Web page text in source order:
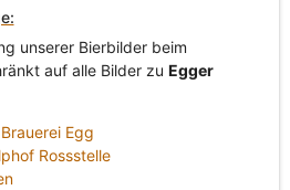
unserer Bierbilder beim
auf alle Bilder zu Egger
Egg
Rossstelle